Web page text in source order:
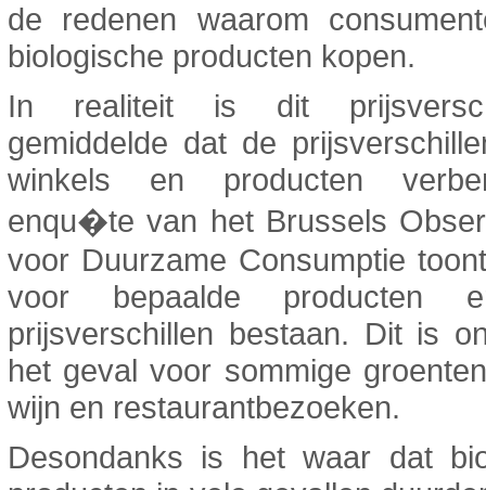
de redenen waarom
biologische producten kopen.
In realiteit is dit
gemiddelde dat de
winkels en producten
enqu�te van het Brussels
voor Duurzame Consumptie
voor bepaalde producten
prijsverschillen bestaan. Dit is
het geval voor sommige
wijn en restaurantbezoeken.
Desondanks is het waar dat